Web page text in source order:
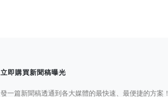
立即購買新聞稿曝光
發一篇新聞稿透通到各大媒體的最快速、最便捷的方案！